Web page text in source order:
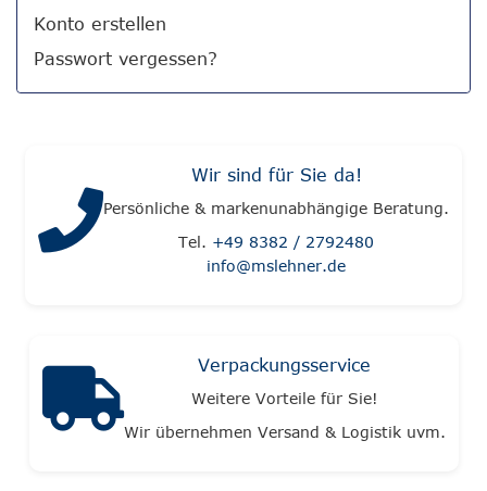
Konto erstellen
Passwort vergessen?
Wir sind für Sie da!
Persönliche & markenunabhängige Beratung.
Tel. +49 8382 / 2792480
info@mslehner.de
Verpackungsservice
Weitere Vorteile für Sie!
Wir übernehmen Versand & Logistik uvm.